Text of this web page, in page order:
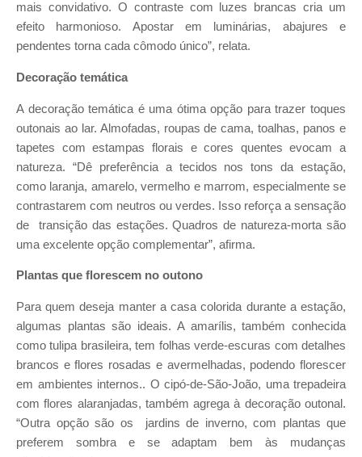
mais convidativo. O contraste com luzes brancas cria um
efeito harmonioso. Apostar em luminárias, abajures e
pendentes torna cada cômodo único”, relata.
Decoração temática
A decoração temática é uma ótima opção para trazer toques
outonais ao lar. Almofadas, roupas de cama, toalhas, panos e
tapetes com estampas florais e cores quentes evocam a
natureza. “Dê preferência a tecidos nos tons da estação,
como laranja, amarelo, vermelho e marrom, especialmente se
contrastarem com neutros ou verdes. Isso reforça a sensação
de transição das estações. Quadros de natureza-morta são
uma excelente opção complementar”, afirma.
Plantas que florescem no outono
Para quem deseja manter a casa colorida durante a estação,
algumas plantas são ideais. A amarílis, também conhecida
como tulipa brasileira, tem folhas verde-escuras com detalhes
brancos e flores rosadas e avermelhadas, podendo florescer
em ambientes internos.. O cipó-de-São-João, uma trepadeira
com flores alaranjadas, também agrega à decoração outonal.
“Outra opção são os jardins de inverno, com plantas que
preferem sombra e se adaptam bem às mudanças